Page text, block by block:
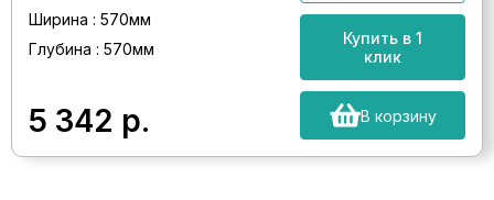
Ширина : 570мм
Глубина : 570мм
5 342 р.
Купить в 1
клик
В корзину